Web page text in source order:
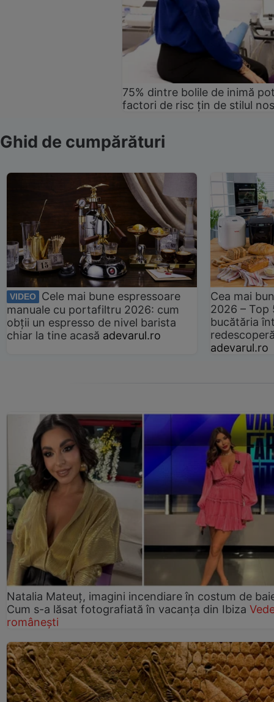
75% dintre bolile de inimă
factori de risc țin de stilul
Ghid de cumpărături
VIDEO
Cele mai bune espressoare
manuale cu portafiltru 2026: cum
obții un espresso de nivel barista
chiar la tine acasă adevarul.ro
Cea mai
2026 –
bucătăria
adevarul.ro
Natalia Mateuț, imagini incendiare în costum de
Cum s-a lăsat fotografiată în vacanța din Ibiza
românești